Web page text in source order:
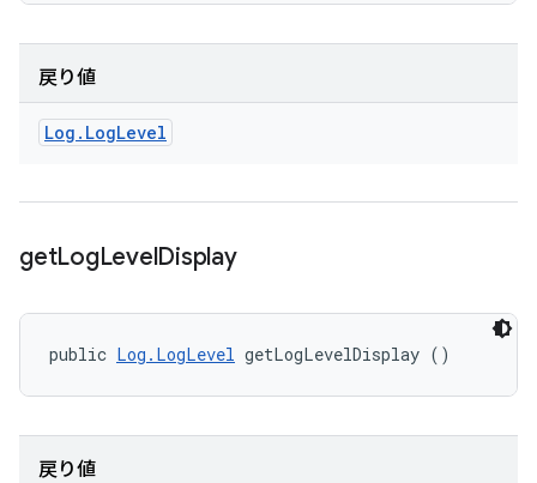
戻り値
Log . LogLevel
getLogLevelDisplay
public Log.LogLevel getLogLevelDisplay ()
戻り値